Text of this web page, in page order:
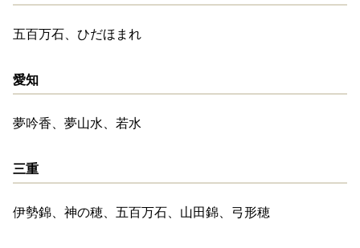
五百万石、ひだほまれ
愛知
夢吟香、夢山水、若水
三重
伊勢錦、神の穂、五百万石、山田錦、弓形穂